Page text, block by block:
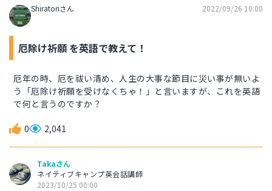
Shiratoriさん 2022/09/26 10:00
厄除け祈願 を英語で教えて！
厄年の時、厄を祓い清め、人生の大事な節目に災い事が無いよ
う「厄除け祈願を受けなくちゃ！」と言いますが、これを英語
で何と言うのですか？
0 2,041
Takaさん
ネイティブキャンプ英会話講師
2023/10/25 00:00